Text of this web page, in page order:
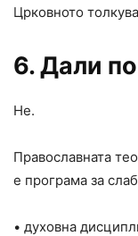
Црковното
6. Дали
Не.
Православната
е програма за
• духовна